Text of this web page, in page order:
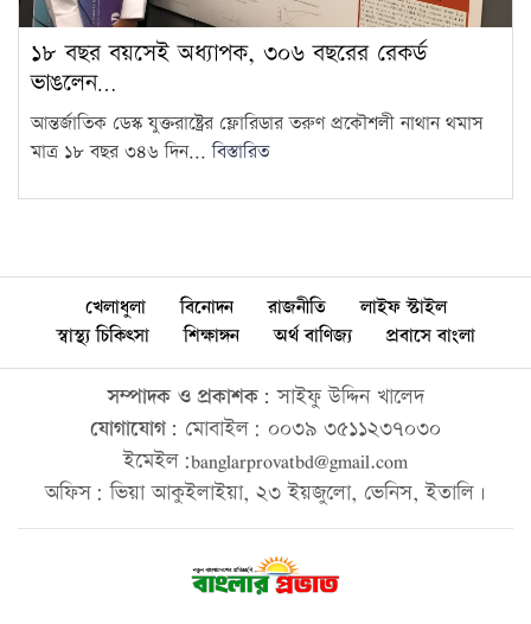
১৮ বছর বয়সেই অধ্যাপক, ৩০৬ বছরের রেকর্ড
ভাঙলেন…
আন্তর্জাতিক ডেস্ক যুক্তরাষ্ট্রের ফ্লোরিডার তরুণ প্রকৌশলী নাথান থমাস
মাত্র ১৮ বছর ৩৪৬ দিন...বিস্তারিত
খেলাধুলা বিনোদন রাজনীতি
লাইফ স্টাইল
স্বাস্থ্য চিকিৎসা
শিক্ষাঙ্গন অর্থ বাণিজ্য প্রবাসে বাংলা
সম্পাদক ও প্রকাশক: সাইফু উদ্দিন খালেদ
যোগাযোগ: মোবাইল: ০০৩৯ ৩৫১১২৩৭০৩০
ইমেইল:banglarprovatbd@gmail.com
অফিস: ভিয়া আকুইলাইয়া, ২৩ ইয়জুলো, ভেনিস, ইতালি।